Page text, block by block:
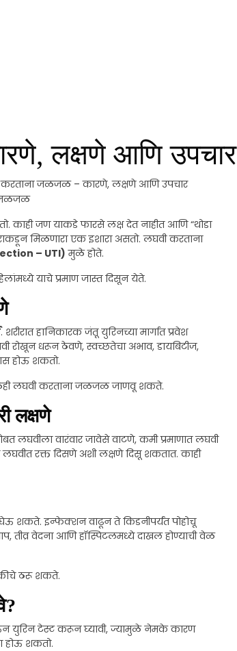
लक्षणे आणि उपचार
जळजळ – कारणे, लक्षणे आणि उपचार
काही जण याकडे फारसे लक्ष देत नाहीत आणि “थोडा
मिळणारा एक इशारा असतो. लघवी करताना
– UTI)मुळे होते.
याचे प्रमाण जास्त दिसून येते.
. शरीरात हानिकारक जंतू युरिनच्या मार्गात प्रवेश
रोखून धरून ठेवणे, स्वच्छतेचा अभाव, डायबिटीज,
होऊ शकतो.
लघवी करताना जळजळ जाणवू शकते.
लक्षणे
लघवीला वारंवार जावेसे वाटणे, कमी प्रमाणात लघवी
लघवीत रक्त दिसणे अशी लक्षणे दिसू शकतात. काही
शकते. इन्फेक्शन वाढून ते किडनीपर्यंत पोहोचू
तीव्र वेदना आणि हॉस्पिटलमध्ये दाखल होण्याची वेळ
ठरू शकते.
युरिन टेस्ट करून घ्यावी, ज्यामुळे नेमके कारण
होऊ शकतो.